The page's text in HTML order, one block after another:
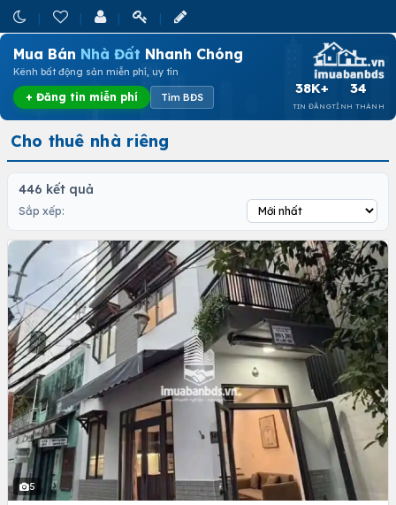
Mua Bán Nhà Đất Nhanh Chóng
Kênh bất động sản miễn phí, uy tín
+ Đăng tin miễn phí Tìm BĐS
38K+
TIN ĐĂNG
34
TỈNH THÀNH
Cho thuê nhà riêng
446 kết quả
Sắp xếp:
5